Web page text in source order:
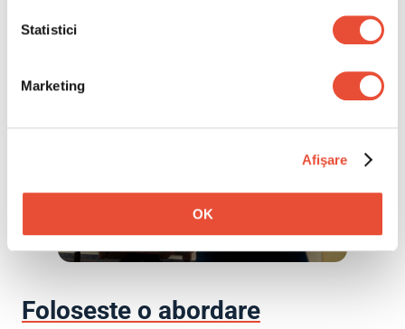
Statistici
Marketing
Afişare
OK
, oferind protectie completa atat pentru
bunuri, cat si pentru angajati.
Foloseste o abordare